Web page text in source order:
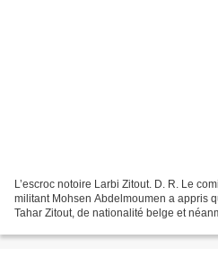
L’escroc notoire Larbi Zitout. D. R. Le
militant Mohsen Abdelmoumen a appris
Tahar Zitout, de nationalité belge et